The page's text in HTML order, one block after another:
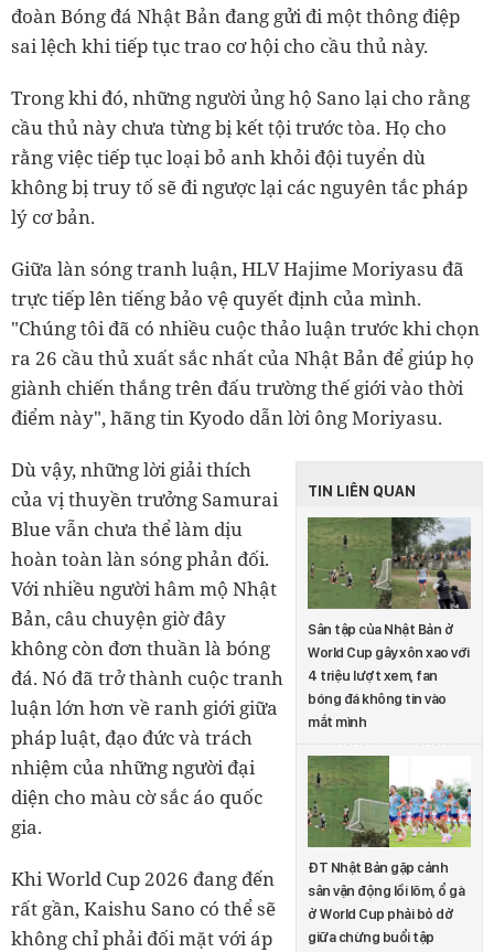
đoàn Bóng đá Nhật Bản đang gửi đi một thông điệp
sai lệch khi tiếp tục trao cơ hội cho cầu thủ này.
Trong khi đó, những người ủng hộ Sano lại cho rằng
cầu thủ này chưa từng bị kết tội trước tòa. Họ cho
rằng việc tiếp tục loại bỏ anh khỏi đội tuyển dù
không bị truy tố sẽ đi ngược lại các nguyên tắc pháp
lý cơ bản.
Giữa làn sóng tranh luận, HLV Hajime Moriyasu đã
trực tiếp lên tiếng bảo vệ quyết định của mình.
"Chúng tôi đã có nhiều cuộc thảo luận trước khi chọn
ra 26 cầu thủ xuất sắc nhất của Nhật Bản để giúp họ
giành chiến thắng trên đấu trường thế giới vào thời
điểm này", hãng tin Kyodo dẫn lời ông Moriyasu.
TIN LIÊN QUAN
Sân tập của Nhật Bản ở
World Cup gây xôn xao với
4 triệu lượt xem, fan
bóng đá không tin vào
mắt mình
ĐT Nhật Bản gặp cảnh
sân vận động lồi lõm, ổ gà
ở World Cup phải bỏ dở
giữa chừng buổi tập
Dù vậy, những lời giải thích
của vị thuyền trưởng Samurai
Blue vẫn chưa thể làm dịu
hoàn toàn làn sóng phản đối.
Với nhiều người hâm mộ Nhật
Bản, câu chuyện giờ đây
không còn đơn thuần là bóng
đá. Nó đã trở thành cuộc tranh
luận lớn hơn về ranh giới giữa
pháp luật, đạo đức và trách
nhiệm của những người đại
diện cho màu cờ sắc áo quốc
gia.
Khi World Cup 2026 đang đến
rất gần, Kaishu Sano có thể sẽ
không chỉ phải đối mặt với áp